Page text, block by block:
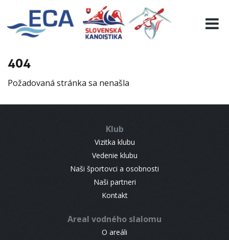
404
Požadovaná stránka sa nenašla
Klub
Vizitka klubu
Vedenie klubu
Naši športovci a osobnosti
Naši partneri
Kontakt
Areal vodného slalomu
O areáli
EURO 19
INFO
RESULTS
CONTACT